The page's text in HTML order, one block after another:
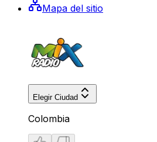
Mapa del sitio
Elegir Ciudad
Colombia